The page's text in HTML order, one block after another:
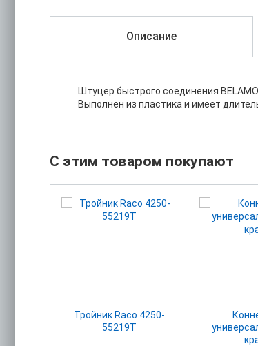
Описание
Штуцер быстрого соединения
Выполнен из пластика и имеет
С этим товаром покупают
Тройник Raco 4250-
55219Т